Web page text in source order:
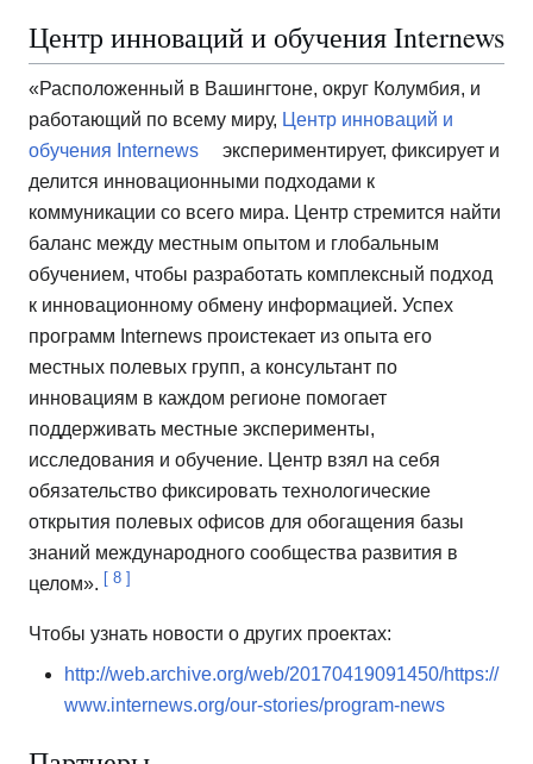
Центр инноваций и обучения Internews
«Расположенный в Вашингтоне, округ Колумбия, и
работающий по всему миру, Центр инноваций и
обучения Internews
экспериментирует, фиксирует и
делится инновационными подходами к
коммуникации со всего мира. Центр стремится найти
баланс между местным опытом и глобальным
обучением, чтобы разработать комплексный подход
к инновационному обмену информацией. Успех
программ Internews проистекает из опыта его
местных полевых групп, а консультант по
инновациям в каждом регионе помогает
поддерживать местные эксперименты,
исследования и обучение. Центр взял на себя
обязательство фиксировать технологические
открытия полевых офисов для обогащения базы
знаний международного сообщества развития в
целом». [ 8 ]
Чтобы узнать новости о других проектах:
http://web.archive.org/web/20170419091450/https://
www.internews.org/our-stories/program-news